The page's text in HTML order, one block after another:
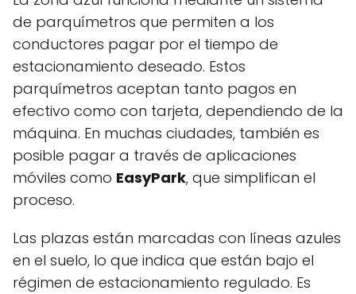
de parquímetros que permiten a los
conductores pagar por el tiempo de
estacionamiento deseado. Estos
parquímetros aceptan tanto pagos en
efectivo como con tarjeta, dependiendo de la
máquina. En muchas ciudades, también es
posible pagar a través de aplicaciones
móviles como EasyPark, que simplifican el
proceso.
Las plazas están marcadas con líneas azules
en el suelo, lo que indica que están bajo el
régimen de estacionamiento regulado. Es